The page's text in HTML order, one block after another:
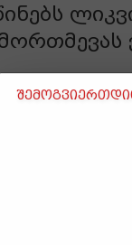
მცენარის